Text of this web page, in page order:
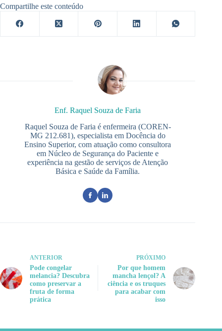
Compartilhe este conteúdo
Enf. Raquel Souza de Faria
Raquel Souza de Faria é enfermeira (COREN-
MG 212.681), especialista em Docência do
Ensino Superior, com atuação como consultora
em Núcleo de Segurança do Paciente e
experiência na gestão de serviços de Atenção
Básica e Saúde da Família.
ANTERIOR
Pode congelar
melancia? Descubra
como preservar a
fruta de forma
prática
PRÓXIMO
Por que homem
mancha lençol? A
ciência e os truques
para acabar com
isso